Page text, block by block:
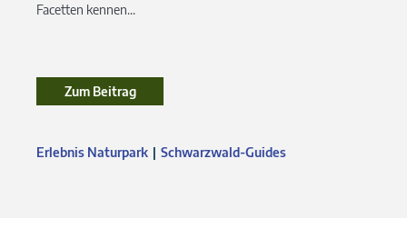
Facetten kennen...
Zum Beitrag
Erlebnis Naturpark Schwarzwald-Guides